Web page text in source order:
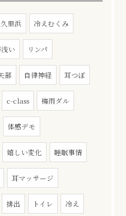
久里浜 冷えむくみ
い リンパ
部 自律神経 耳つぼ
c-class 梅雨ダル
体感デモ
嬉しい変化 睡眠事情
耳マッサージ
排出 トイレ 冷え